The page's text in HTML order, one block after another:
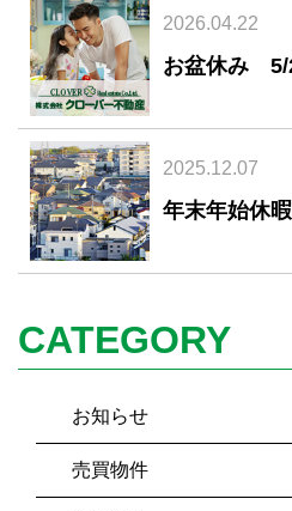
2026.04.22
お盆休み 5/
2025.12.07
年末年始休
CATEGORY
お知らせ
売買物件